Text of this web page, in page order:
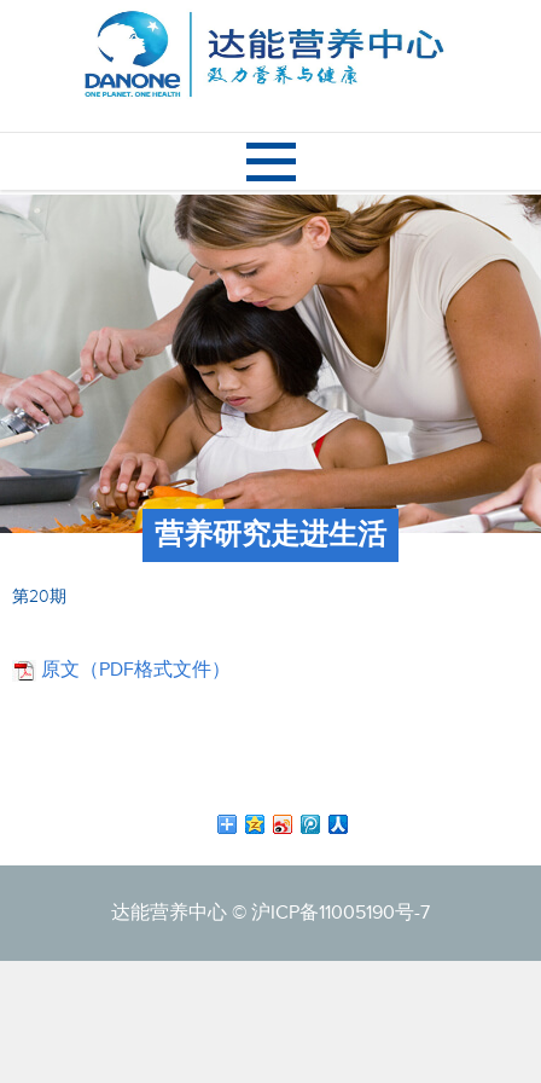
营养研究走进生活
第20期
原文（PDF格式文件）
达能营养中心 © 沪ICP备11005190号-7